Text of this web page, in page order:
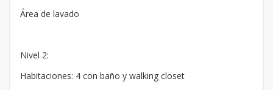
Área de lavado
Nivel 2:
Habitaciones: 4 con baño y walking closet